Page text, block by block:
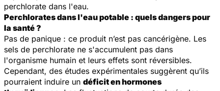
perchlorate dans l'eau.
Perchlorates dans l'eau potable : quels dangers pour
la santé ?
Pas de panique : ce produit n’est pas cancérigène. Les
sels de perchlorate ne s'accumulent pas dans
l'organisme humain et leurs effets sont réversibles.
Cependant, des études expérimentales suggèrent qu’ils
pourraient induire un déficit en hormones